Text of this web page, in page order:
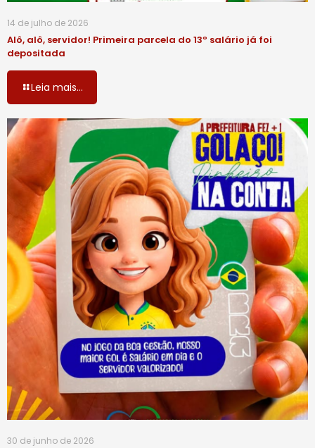
14 de julho de 2026
Alô, alô, servidor! Primeira parcela do 13º salário já foi
depositada
Leia mais...
30 de junho de 2026